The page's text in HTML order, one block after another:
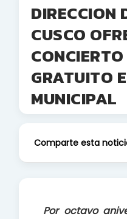
DIRECCION
CUSCO
GRATUITO
MUNICIPAL
Comparte esta
Por octavo